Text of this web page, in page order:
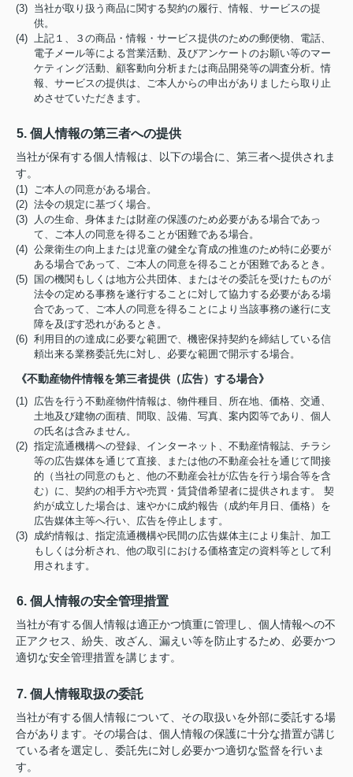
(3) 当社が取り扱う商品に関する契約の履行、情報、サービスの提
供。
(4) 上記１、３の商品・情報・サービス提供のための郵便物、電話、
電子メール等による営業活動、及びアンケートのお願い等のマー
ケティング活動、顧客動向分析または商品開発等の調査分析。情
報、サービスの提供は、ご本人からの申出がありましたら取り止
めさせていただきます。
5. 個人情報の第三者への提供
当社が保有する個人情報は、以下の場合に、第三者へ提供されま
す。
(1) ご本人の同意がある場合。
(2) 法令の規定に基づく場合。
(3) 人の生命、身体または財産の保護のため必要がある場合であっ
て、ご本人の同意を得ることが困難である場合。
(4) 公衆衛生の向上または児童の健全な育成の推進のため特に必要が
ある場合であって、ご本人の同意を得ることが困難であるとき。
(5) 国の機関もしくは地方公共団体、またはその委託を受けたものが
法令の定める事務を遂行することに対して協力する必要がある場
合であって、ご本人の同意を得ることにより当該事務の遂行に支
障を及ぼす恐れがあるとき。
(6) 利用目的の達成に必要な範囲で、機密保持契約を締結している信
頼出来る業務委託先に対し、必要な範囲で開示する場合。
《不動産物件情報を第三者提供（広告）する場合》
(1) 広告を行う不動産物件情報は、物件種目、所在地、価格、交通、
土地及び建物の面積、間取、設備、写真、案内図等であり、個人
の氏名は含みません。
(2) 指定流通機構への登録、インターネット、不動産情報誌、チラシ
等の広告媒体を通じて直接、または他の不動産会社を通じて間接
的（当社の同意のもと、他の不動産会社が広告を行う場合等を含
む）に、契約の相手方や売買・賃貸借希望者に提供されます。 契
約が成立した場合は、速やかに成約報告（成約年月日、価格）を
広告媒体主等へ行い、広告を停止します。
(3) 成約情報は、指定流通機構や民間の広告媒体主により集計、加工
もしくは分析され、他の取引における価格査定の資料等として利
用されます。
6. 個人情報の安全管理措置
当社が有する個人情報は適正かつ慎重に管理し、個人情報への不
正アクセス、紛失、改ざん、漏えい等を防止するため、必要かつ
適切な安全管理措置を講じます。
7. 個人情報取扱の委託
当社が有する個人情報について、その取扱いを外部に委託する場
合があります。その場合は、個人情報の保護に十分な措置が講じ
ている者を選定し、委託先に対し必要かつ適切な監督を行いま
す。